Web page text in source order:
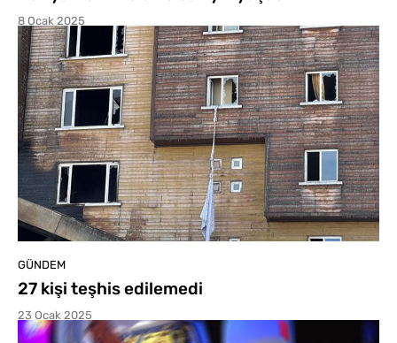
8 Ocak 2025
GÜNDEM
27 kişi teşhis edilemedi
23 Ocak 2025